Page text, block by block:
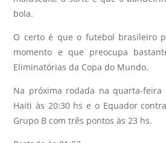
bola.
O certo é que o futebol brasileiro
momento e que preocupa
Eliminatórias da Copa do Mundo.
Na próxima rodada na quarta-
Haiti às 20:30 hs e o Equador
Grupo B com três pontos às 23 hs.